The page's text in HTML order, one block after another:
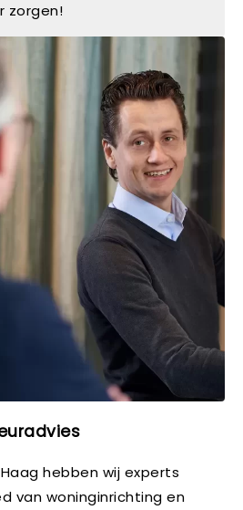
hebben wij experts
van woninginrichting en
zorgen!